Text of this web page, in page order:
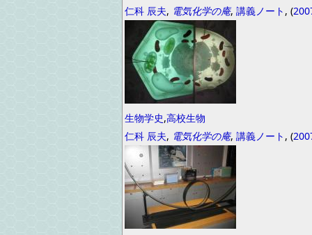
仁科 辰夫, 電気化学の庵, 講義ノート , (
生物学史,高校生物
仁科 辰夫, 電気化学の庵, 講義ノート , (